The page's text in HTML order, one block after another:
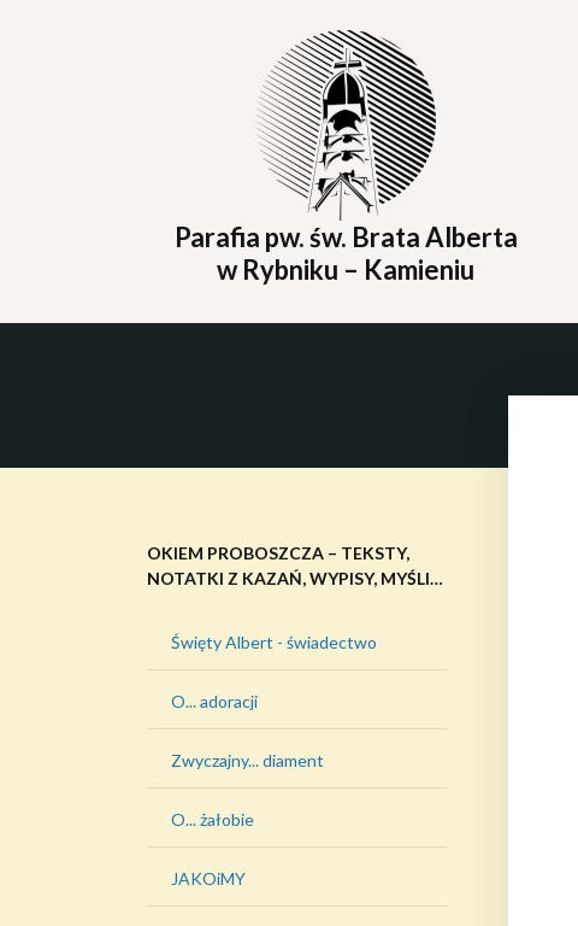
Parafia pw. św. Brata Alberta
w Rybniku – Kamieniu
OKIEM PROBOSZCZA – TEKSTY,
NOTATKI Z KAZAŃ, WYPISY, MYŚLI…
Święty Albert - świadectwo
O... adoracji
Zwyczajny... diament
O... żałobie
JAKOiMY